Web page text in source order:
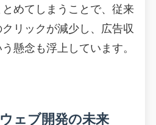
めてしまうことで、従来
リックが減少し、広告収
懸念も浮上しています。
ェブ開発の未来